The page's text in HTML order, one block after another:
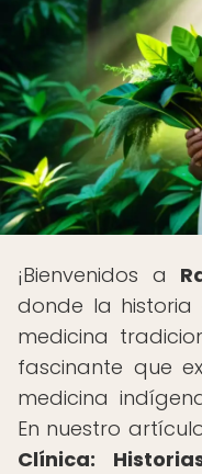
¡Bienvenidos a
donde la
medicina
fascinante que
medicina
En nuestro
Clínica: